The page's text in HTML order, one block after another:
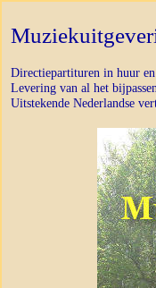
Directiepartituren in huur
Levering van al het
Uitstekende Nederlandse